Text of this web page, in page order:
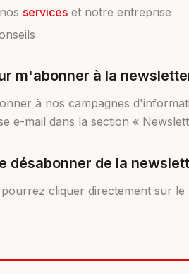
services et notre entreprise
m'abonner à la
à nos campagnes
e-mail dans la section «
désabonner de la
cliquer directement sur